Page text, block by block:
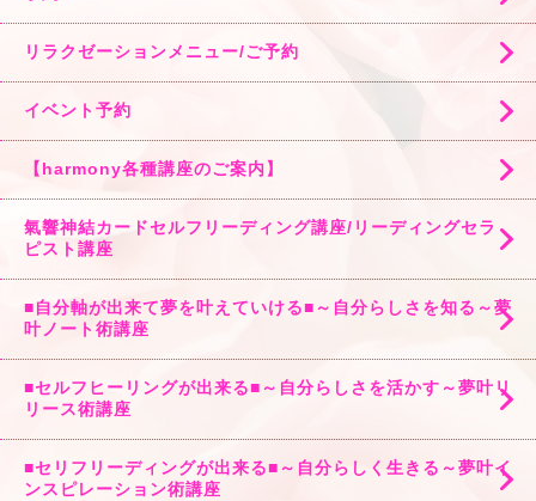
リラクゼーションメニュー/ご予約
イベント予約
【harmony各種講座のご案内】
氣響神結カードセルフリーディング講座/リーディングセラ
ピスト講座
■自分軸が出来て夢を叶えていける■～自分らしさを知る～夢
叶ノート術講座
■セルフヒーリングが出来る■～自分らしさを活かす～夢叶リ
リース術講座
■セリフリーディングが出来る■～自分らしく生きる～夢叶イ
ンスピレーション術講座